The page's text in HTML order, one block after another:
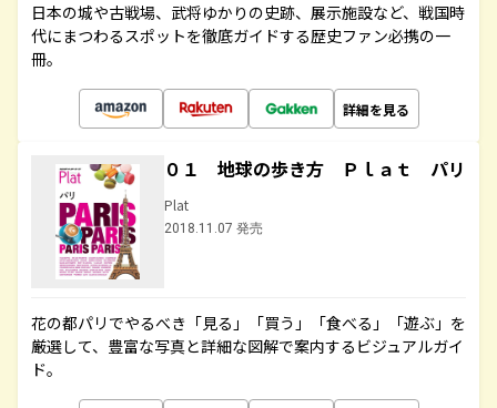
日本の城や古戦場、武将ゆかりの史跡、展示施設など、戦国時
代にまつわるスポットを徹底ガイドする歴史ファン必携の一
冊。
詳細を見る
０１ 地球の歩き方 Ｐｌａｔ パリ
Plat
2018.11.07 発売
花の都パリでやるべき「見る」「買う」「食べる」「遊ぶ」を
厳選して、豊富な写真と詳細な図解で案内するビジュアルガイ
ド。